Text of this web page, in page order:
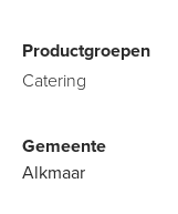
Productgroepen
Catering
Gemeente
Alkmaar